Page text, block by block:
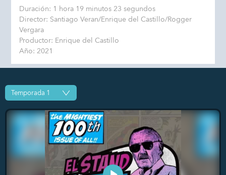
Duración: 1 hora 19 minutos 23 segundos
Director: Santiago Veran/Enrique del Castillo/Rogger
Vergara
Productor: Enrique del Castillo
Año: 2021